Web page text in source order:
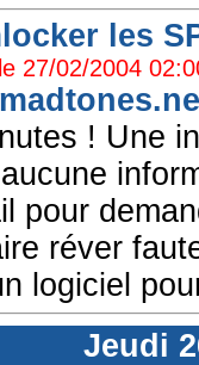
les
27/02/2004
! Une
pour
réver
logiciel
Jeudi